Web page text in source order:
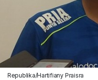
Republika/Hartifiany Praisra